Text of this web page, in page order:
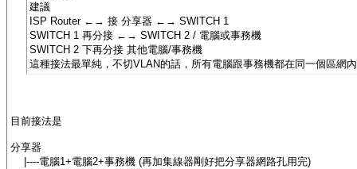
建議
ISP Router ←→ 接 分享器 ←→ SWITCH 1
SWITCH 1 再分接 ←→ SWITCH 2 / 電腦或事務機
SWITCH 2 下再分接 其他電腦/事務機
這種接法最單純，不切VLAN的話，所有電腦跟事務機都在同一個區網內
目前接法是
分享器
|----電腦1+電腦2+事務機 (再加集線器剛好把分享器網路孔用完)